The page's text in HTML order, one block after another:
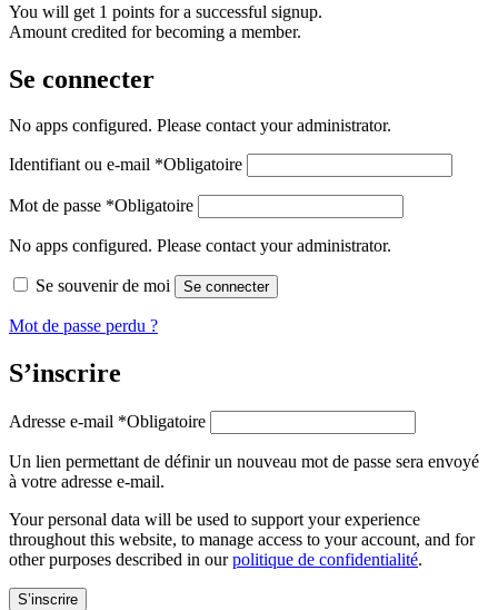
You will get 1 points for a successful signup.
Amount credited for becoming a member.
Se connecter
No apps configured. Please contact your administrator.
Identifiant ou e-mail *Obligatoire
Mot de passe *Obligatoire
No apps configured. Please contact your administrator.
Se souvenir de moi Se connecter
Mot de passe perdu ?
S’inscrire
Adresse e-mail *Obligatoire
Un lien permettant de définir un nouveau mot de passe sera envoyé
à votre adresse e-mail.
Your personal data will be used to support your experience
throughout this website, to manage access to your account, and for
other purposes described in ourpolitique de confidentialité.
S’inscrire